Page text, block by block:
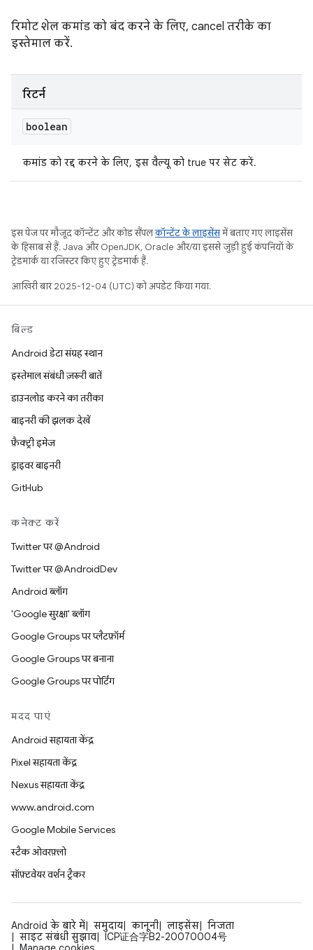
रिमोट शेल कमांड को बंद करने के लिए, cancel तरीके का
इस्तेमाल करें.
रिटर्न
boolean
कमांड को रद्द करने के लिए, इस वैल्यू को true पर सेट करें.
इस पेज पर मौजूद कॉन्टेंट और कोड सैंपलकॉन्टेंट के लाइसेंसमें बताए गए लाइसेंस
के हिसाब से हैं. Java और OpenJDK, Oracle और/या इससे जुड़ी हुई कंपनियों के
ट्रेडमार्क या रजिस्टर किए हुए ट्रेडमार्क हैं.
आखिरी बार 2025-12-04 (UTC) को अपडेट किया गया.
बिल्ड
Android डेटा संग्रह स्थान
इस्तेमाल संबंधी ज़रूरी बातें
डाउनलोड करने का तरीका
बाइनरी की झलक देखें
फ़ैक्ट्री इमेज
ड्राइवर बाइनरी
GitHub
कनेक्ट करें
Twitter पर @Android
Twitter पर @AndroidDev
Android ब्लॉग
'Google सुरक्षा' ब्लॉग
Google Groups पर प्लैटफ़ॉर्म
Google Groups पर बनाना
Google Groups पर पोर्टिंग
मदद पाएं
Android सहायता केंद्र
Pixel सहायता केंद्र
Nexus सहायता केंद्र
www.android.com
Google Mobile Services
स्टैक ओवरफ़्लो
सॉफ़्टवेयर वर्शन ट्रैकर
Android के बारे में समुदाय कानूनी लाइसेंस
निजता
साइट संबंधी सुझाव
ICP证合字B2-20070004号